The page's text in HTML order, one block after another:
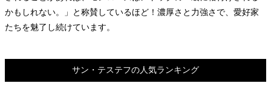
かもしれない。」と称賛しているほど！濃厚さと力強さで、愛好家
たちを魅了し続けています。
サン・テステフの人気ランキング